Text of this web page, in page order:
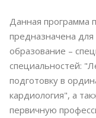
Данная программа
предназначена
образование –
специальностей:
подготовку в
кардиология", а
первичную